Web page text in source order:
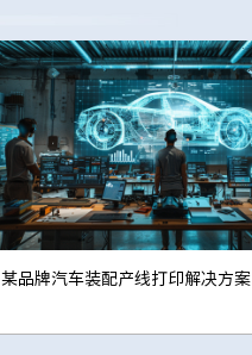
某品牌汽车装配产线打印解决方案